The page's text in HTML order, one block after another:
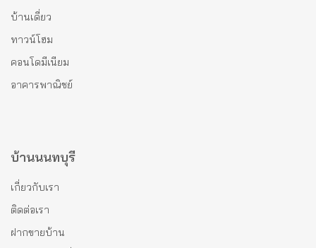
บ้านเดี่ยว
ทาวน์โฮม
คอนโดมีเนียม
อาคารพาณิชย์
บ้านนนทบุรี
เกี่ยวกับเรา
ติดต่อเรา
ฝากขายบ้าน